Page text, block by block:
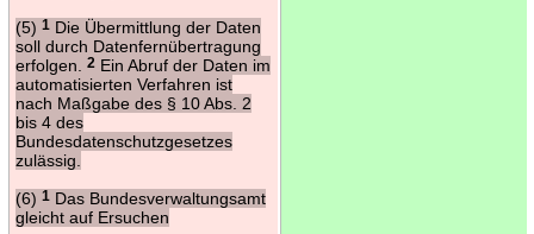
(5) 1Die Übermittlung der Daten
soll durch Datenfernübertragung
erfolgen.
2Ein Abruf der Daten im
automatisierten Verfahren ist
nach Maßgabe des § 10 Abs. 2
bis 4 des
Bundesdatenschutzgesetzes
zulässig.
(6) 1Das Bundesverwaltungsamt
gleicht auf Ersuchen